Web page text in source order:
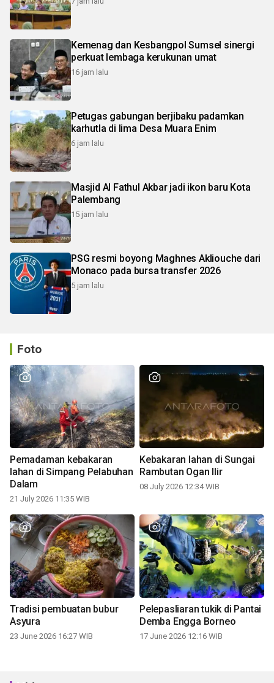
Kemenag dan Kesbangpol Sumsel sinergi
perkuat lembaga kerukunan umat
16 jam lalu
Petugas gabungan berjibaku padamkan
karhutla di lima Desa Muara Enim
6 jam lalu
Masjid Al Fathul Akbar jadi ikon baru Kota
Palembang
15 jam lalu
PSG resmi boyong Maghnes Akliouche dari
Monaco pada bursa transfer 2026
5 jam lalu
Foto
Pemadaman kebakaran
lahan di Simpang Pelabuhan
Dalam
21 July 2026 11:35 WIB
Kebakaran lahan di Sungai
Rambutan Ogan Ilir
08 July 2026 12:34 WIB
Tradisi pembuatan bubur
Asyura
23 June 2026 16:27 WIB
Pelepasliaran tukik di Pantai
Demba Engga Borneo
17 June 2026 12:16 WIB